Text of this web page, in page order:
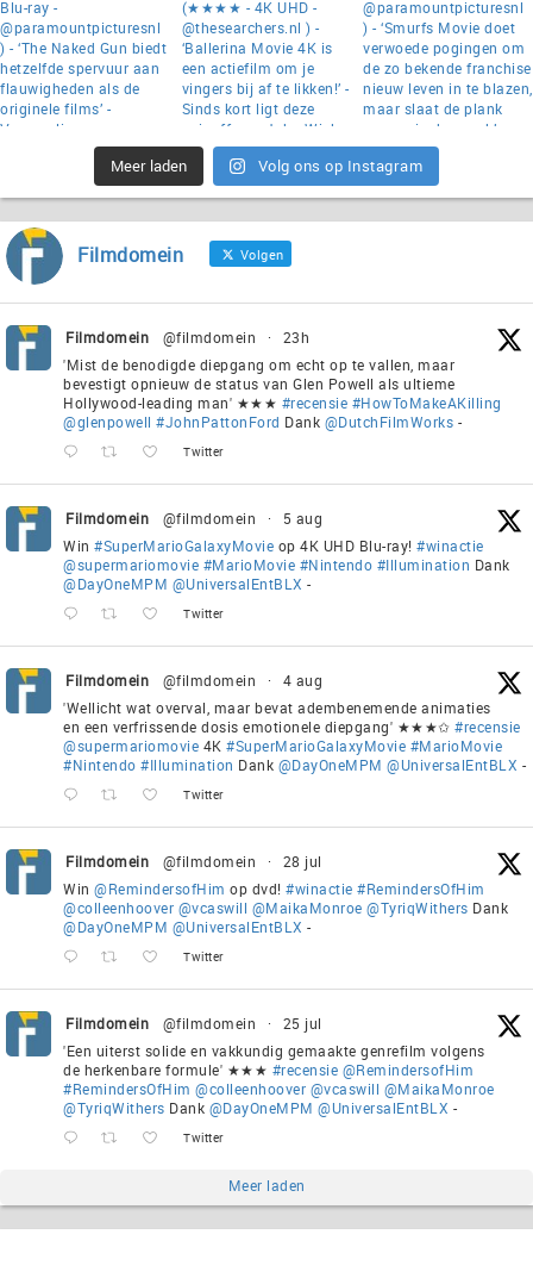
Meer laden Volg ons op Instagram
Filmdomein Volgen
Filmdomein @filmdomein ·
23h
'Mist de benodigde diepgang om echt op te vallen, maar
bevestigt opnieuw de status van Glen Powell als ultieme
Hollywood-leading man' ★★★ #recensie #HowToMakeAKilling
@glenpowell #JohnPattonFord Dank @DutchFilmWorks -
Twitter
Filmdomein @filmdomein ·
5 aug
Win #SuperMarioGalaxyMovie op 4K UHD Blu-ray! #winactie
@supermariomovie #MarioMovie #Nintendo #Illumination Dank
@DayOneMPM @UniversalEntBLX -
Twitter
Filmdomein @filmdomein ·
4 aug
'Wellicht wat overval, maar bevat adembenemende animaties
en een verfrissende dosis emotionele diepgang' ★★★✩ #recensie
@supermariomovie 4K #SuperMarioGalaxyMovie #MarioMovie
#Nintendo #Illumination Dank @DayOneMPM @UniversalEntBLX -
Twitter
Filmdomein @filmdomein ·
28 jul
Win @RemindersofHim op dvd! #winactie #RemindersOfHim
@colleenhoover @vcaswill @MaikaMonroe @TyriqWithers Dank
@DayOneMPM @UniversalEntBLX -
Twitter
Filmdomein @filmdomein ·
25 jul
'Een uiterst solide en vakkundig gemaakte genrefilm volgens
de herkenbare formule' ★★★ #recensie @RemindersofHim
#RemindersOfHim @colleenhoover @vcaswill @MaikaMonroe
@TyriqWithers Dank @DayOneMPM @UniversalEntBLX -
Twitter
Meer laden